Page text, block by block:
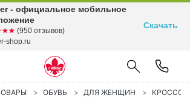
ОБУВЬ ДЛЯ ЖЕНЩИН
- официальное мобильное
(950 отзывов)
shop.ru
Скачать